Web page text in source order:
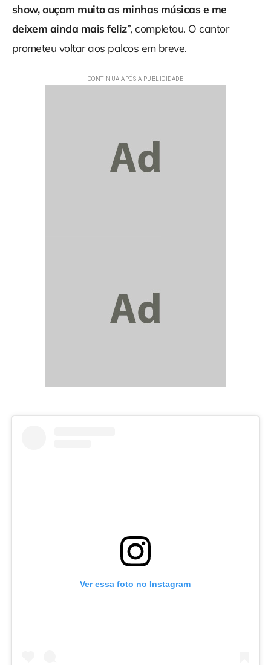
show, ouçam muito as minhas músicas e me
deixem ainda mais feliz”, completou. O cantor
prometeu voltar aos palcos em breve.
Ver essa foto no Instagram